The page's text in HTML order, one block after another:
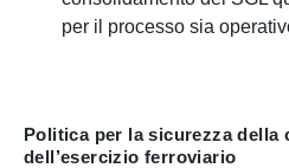
per il processo sia
Politica per la sicurezza della
dell’esercizio ferroviario